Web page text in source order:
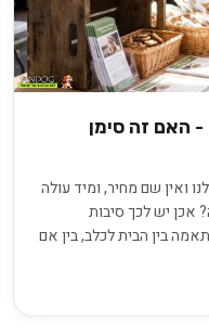
האם זה סימן
ואין שם מחיר, ומיד עולה
אכן יש לכך סיבות
בין הבית לכלב, בין אם
כמה שקיפות